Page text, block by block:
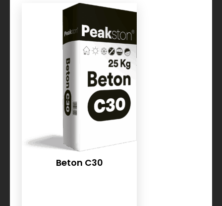
Beton C30